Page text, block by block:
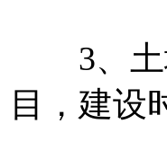
3、土
目，建设